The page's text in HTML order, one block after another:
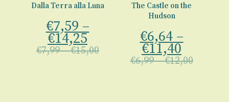
Dalla Terra alla Luna
€7,59 –
€14,25
€7,99–€15,00
The Castle on the
Hudson
€6,64–
€11,40
€6,99–€12,00